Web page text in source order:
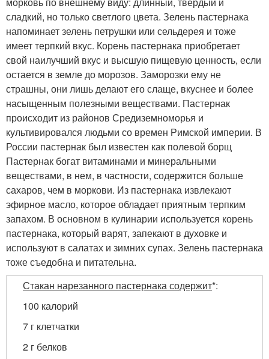
сладкий, но только светлого цвета. Зелень пастернака
напоминает зелень петрушки или сельдерея и тоже
имеет терпкий вкус. Корень пастернака приобретает
свой наилучший вкус и высшую пищевую ценность, если
остается в земле до морозов. Заморозки ему не
страшны, они лишь делают его слаще, вкуснее и более
насыщенным полезными веществами. Пастернак
происходит из районов Средиземноморья и
культивировался людьми со времен Римской империи. В
России пастернак был известен как полевой борщ
Пастернак богат витаминами и минеральными
веществами, в нем, в частности, содержится больше
сахаров, чем в моркови. Из пастернака извлекают
эфирное масло, которое обладает приятным терпким
запахом. В основном в кулинарии используется корень
пастернака, который варят, запекают в духовке и
используют в салатах и зимних супах. Зелень пастернака
тоже съедобна и питательна.
Стакан нарезанного пастернака содержит*:
100 калорий
7 г клетчатки
2 г белков